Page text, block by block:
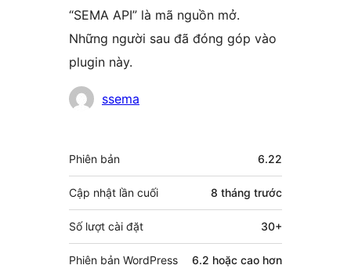
“SEMA API” là mã nguồn mở.
Những người sau đã đóng góp vào
plugin này.
Những
góp
ssema
Meta
Phiên bản 6.22
Cập nhật lần cuối 8 tháng trước
Số lượt cài đặt 30+
Phiên bản WordPress 6.2 hoặc cao hơn